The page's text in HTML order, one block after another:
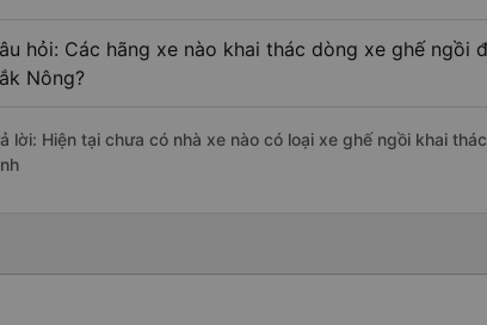
hỏi: Các hãng xe nào khai thác dòng xe ghế ngồi
Nông?
lời: Hiện tại chưa có nhà xe nào có loại xe ghế ngồi khai